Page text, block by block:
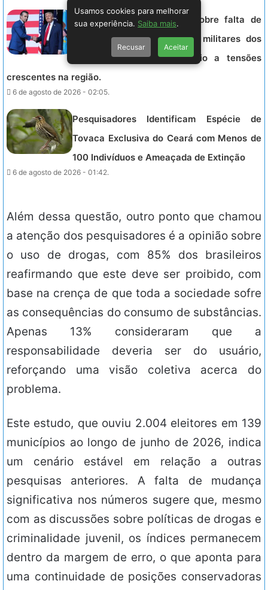
Trump cobra explicações sobre falta de
munições que limita ações militares dos
EUA contra o Irã, em meio a tensões
crescentes na região.
6 de agosto de 2026 - 02:05.
Pesquisadores Identificam Espécie de
Tovaca Exclusiva do Ceará com Menos de
100 Indivíduos e Ameaçada de Extinção
6 de agosto de 2026 - 01:42.
Além dessa questão, outro ponto que chamou
a atenção dos pesquisadores é a opinião sobre
o uso de drogas, com 85% dos brasileiros
reafirmando que este deve ser proibido, com
base na crença de que toda a sociedade sofre
as consequências do consumo de substâncias.
Apenas 13% consideraram que a
responsabilidade deveria ser do usuário,
reforçando uma visão coletiva acerca do
problema.
Este estudo, que ouviu 2.004 eleitores em 139
municípios ao longo de junho de 2026, indica
um cenário estável em relação a outras
pesquisas anteriores. A falta de mudança
significativa nos números sugere que, mesmo
com as discussões sobre políticas de drogas e
criminalidade juvenil, os índices permanecem
dentro da margem de erro, o que aponta para
uma continuidade de posições conservadoras
Usamos cookies para melhorar
sua experiência. Saiba mais.
Recusar Aceitar